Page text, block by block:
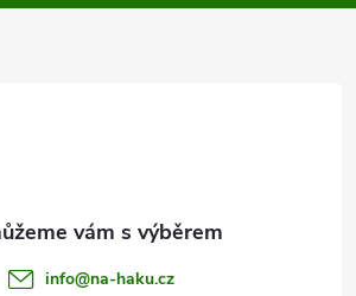
info@na-haku.cz